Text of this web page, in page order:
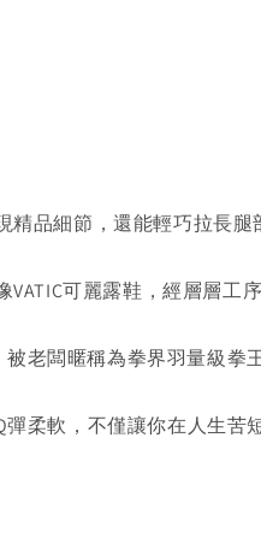
品細節，還能輕巧拉長腿
可麗露鞋，經層層工
老闆暱稱為拳界羽量級拳
柔軟，不僅讓你在人生